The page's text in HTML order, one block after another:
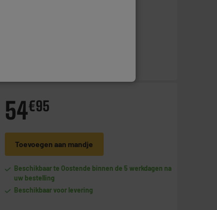
54€95
Toevoegen aan mandje
Beschikbaar te Oostende binnen de 5 werkdagen na
uw bestelling
Beschikbaar voor levering